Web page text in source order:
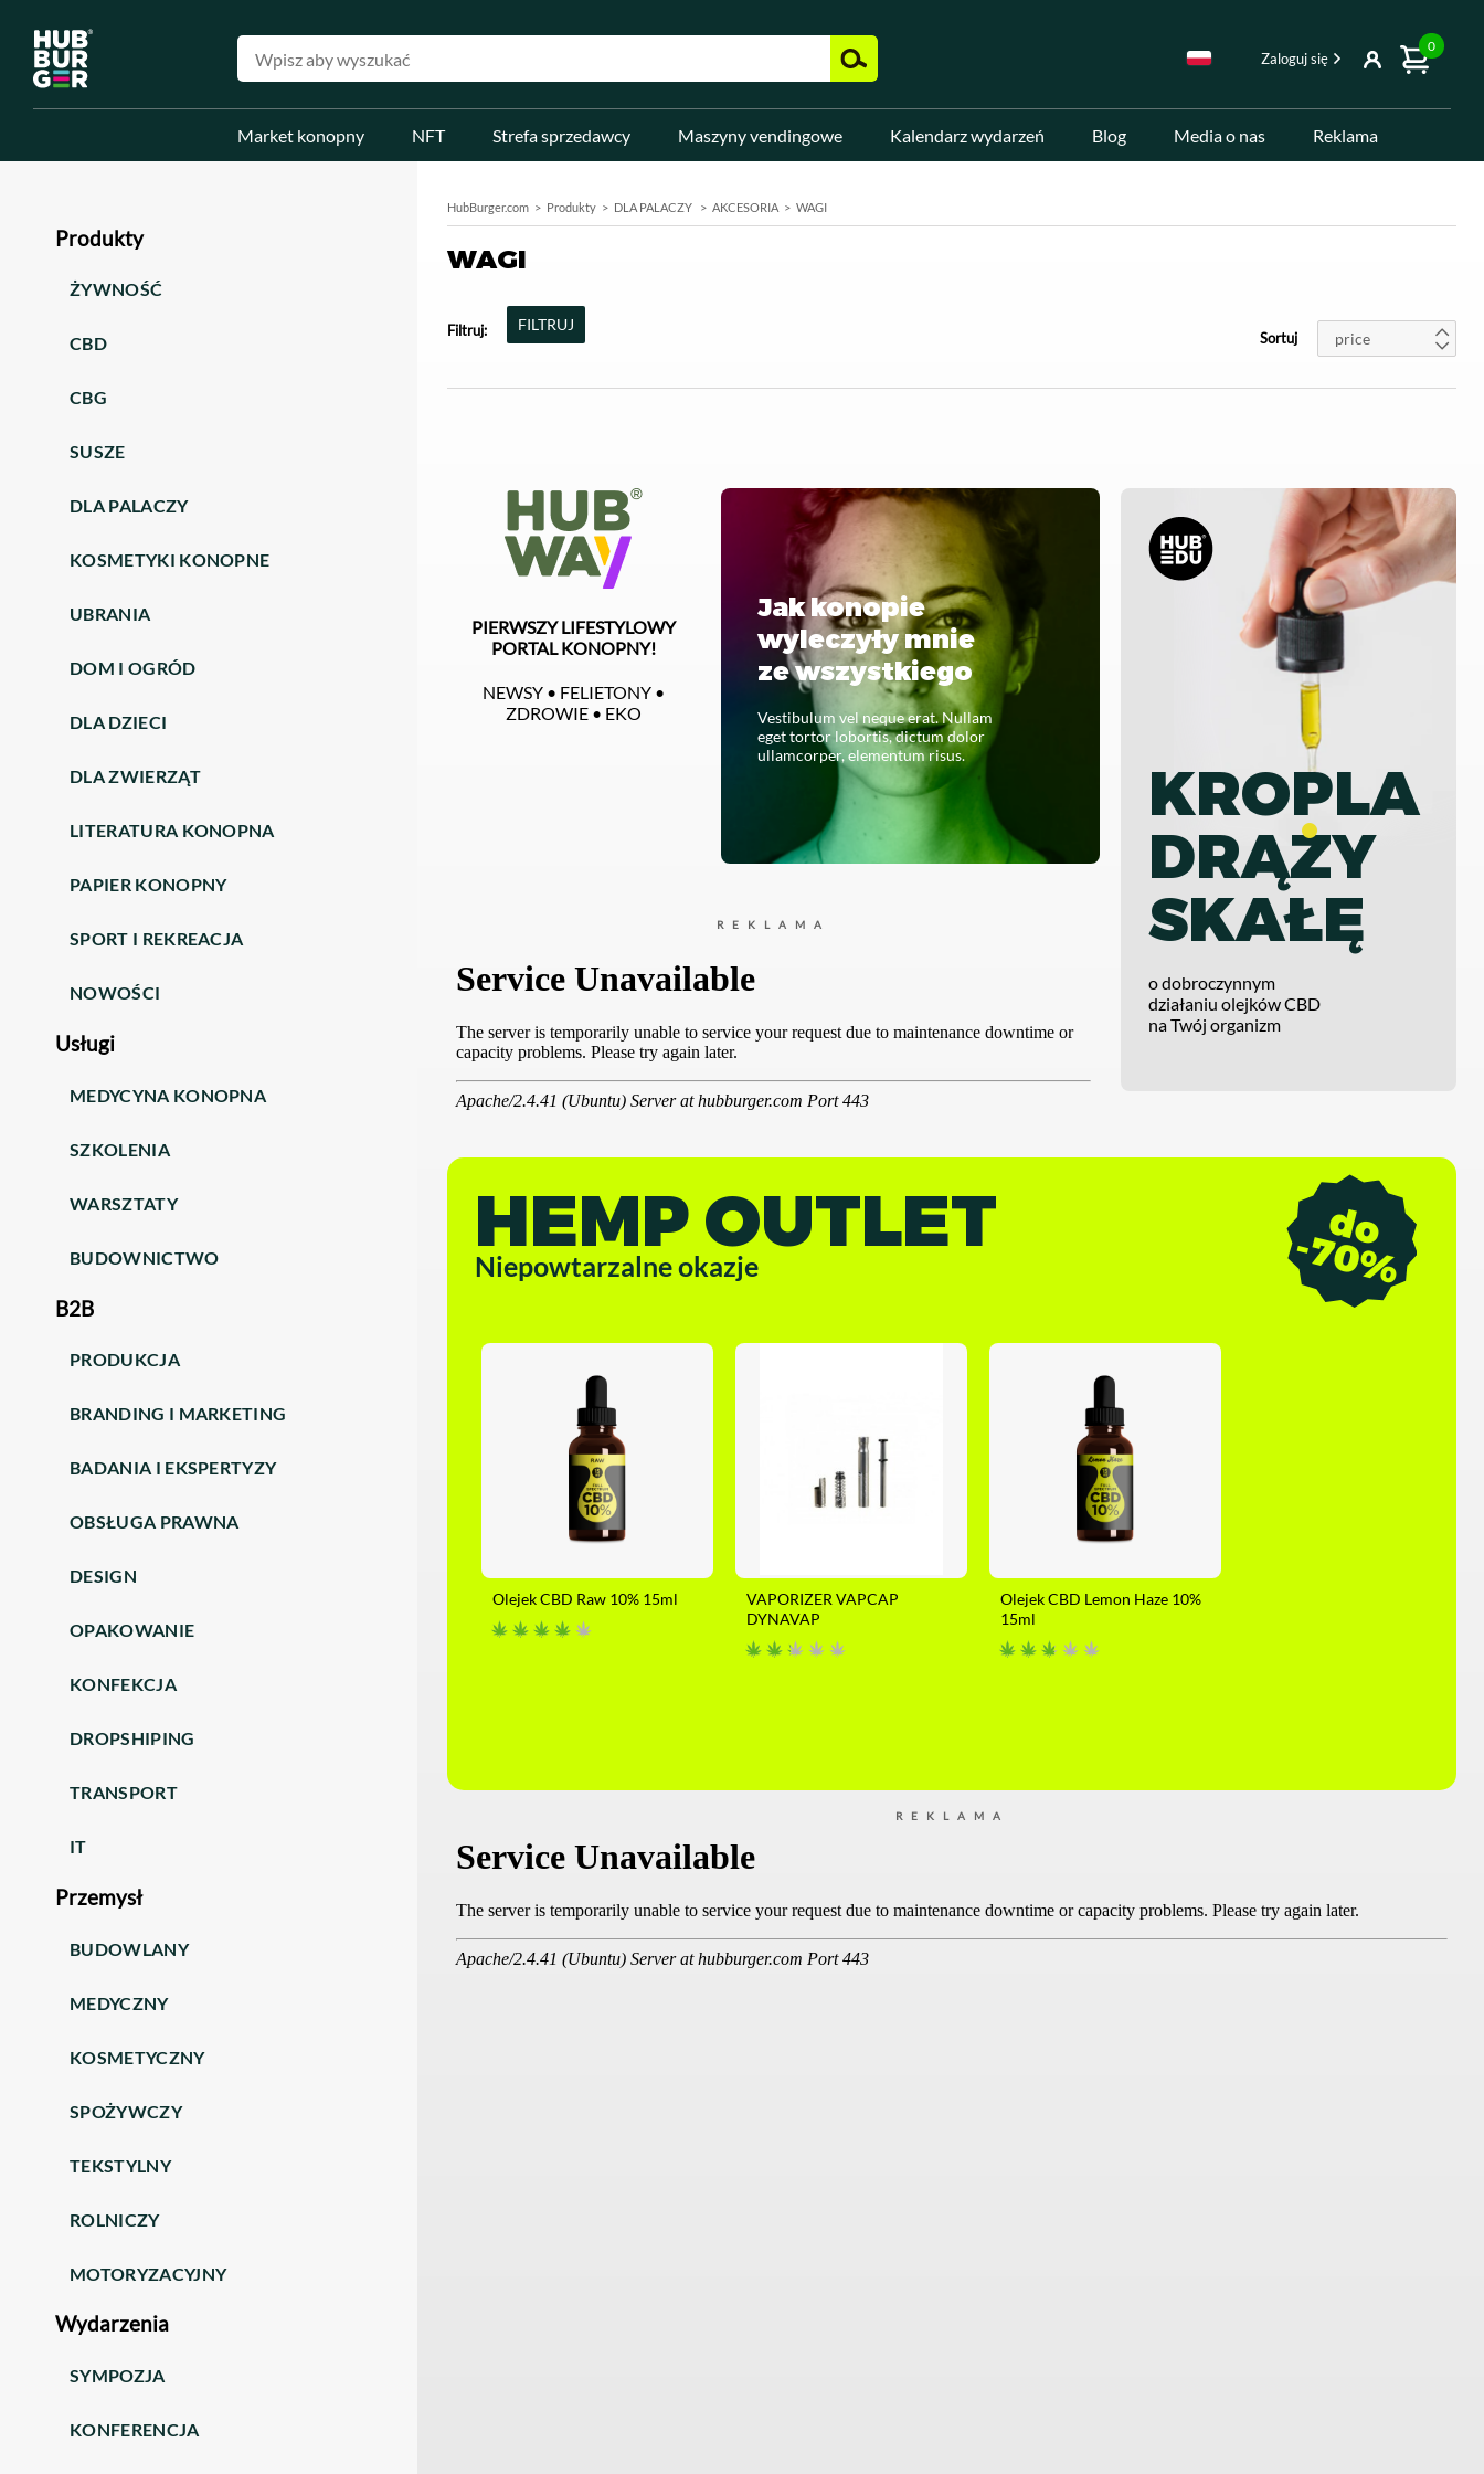
Zaloguj się
0
Market konopny NFT Strefa sprzedawcy Maszyny vendingowe Kalendarz wydarzeń Blog Media o nas Reklama
Produkty
ŻYWNOŚĆ
CBD
CBG
SUSZE
DLA PALACZY
KOSMETYKI KONOPNE
UBRANIA
DOM I OGRÓD
DLA DZIECI
DLA ZWIERZĄT
LITERATURA KONOPNA
PAPIER KONOPNY
SPORT I REKREACJA
NOWOŚCI
Usługi
MEDYCYNA KONOPNA
SZKOLENIA
WARSZTATY
BUDOWNICTWO
B2B
PRODUKCJA
BRANDING I MARKETING
BADANIA I EKSPERTYZY
OBSŁUGA PRAWNA
DESIGN
OPAKOWANIE
KONFEKCJA
DROPSHIPING
TRANSPORT
IT
Przemysł
BUDOWLANY
MEDYCZNY
KOSMETYCZNY
SPOŻYWCZY
TEKSTYLNY
ROLNICZY
MOTORYZACYJNY
Wydarzenia
SYMPOZJA
KONFERENCJA
HubBurger.com Produkty DLA PALACZY AKCESORIA WAGI
WAGI
Filtruj: FILTRUJ
Sortuj price
PIERWSZY LIFESTYLOWY
PORTAL KONOPNY!
NEWSY • FELIETONY •
ZDROWIE • EKO
Jak konopie
wyleczyły mnie
ze wszystkiego
Vestibulum vel neque erat. Nullam
eget tortor lobortis, dictum dolor
ullamcorper, elementum risus.
CZYTAJ CAŁOŚĆ
KROPLA
DRĄZY
SKAŁĘ
o dobroczynnym
działaniu olejków CBD
na Twój organizm
REKLAMA
HEMP OUTLET
Niepowtarzalne okazje
d
o
-
7
0
%
Olejek CBD Raw 10% 15ml
VAPORIZER VAPCAP
DYNAVAP
Olejek CBD Lemon Haze 10%
15ml
REKLAMA